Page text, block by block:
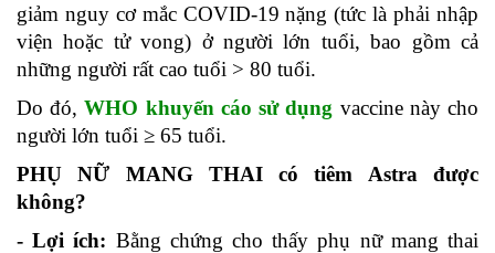
giảm nguy cơ mắc COVID-19 nặng (tức là phải nhập
viện hoặc tử vong) ở người lớn tuổi, bao gồm cả
những người rất cao tuổi > 80 tuổi.
Do đó,WHO khuyến cáo sử dụng vaccine này cho
người lớn tuổi ≥ 65 tuổi.
PHỤ NỮ MANG THAI có tiêm Astra được
không?
- Lợi ích: Bằng chứng cho thấy phụ nữ mang thai